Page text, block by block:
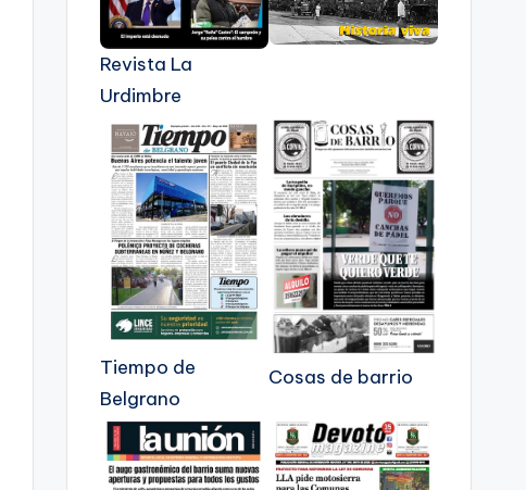
Revista La
Urdimbre
Tiempo de
Belgrano
Cosas de barrio